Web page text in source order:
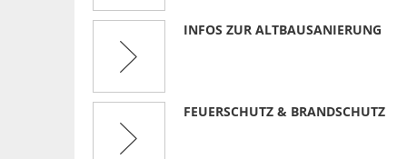
INFOS ZUR ALTBAUSANIERUNG
FEUERSCHUTZ & BRANDSCHUTZ